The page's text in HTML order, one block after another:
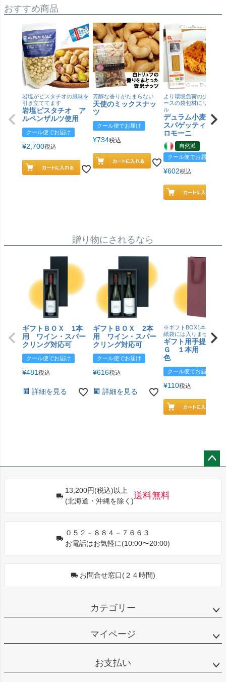
おすすめ商品
岩塩がピスタチオの風味を
引き立ててます
岩塩ピスタチオ ア
ルペンザルツ使用
クール便でお届け
¥2,700税込
芳醇な香りがたまらない
天使のミックスナッ
ツ
クール便でお届け
¥734税込
より環境負荷の少ない紙
ースの袋包材にリニュー
ル
デュラム小麦 有
スパゲッティ／ジ
ロモーニ
自然派
クール便でお届け
¥602税込
贈り物にされるなら
ギフトＢＯＸ 1本
用 ワイン・スパー
クリング対応可
クール便でお届け
¥481税込
詳細を見る
ギフトＢＯＸ 2本
用 ワイン・スパー
クリング対応可
クール便でお届け
¥616税込
詳細を見る
※ギフトBOX1本用はこ
紙袋には入りません
ギフト用手提げＢ
Ｇ １本用 エン
色
クール便でお届け
¥110税込
13,200円(税込)以上
(北海道・沖縄を除く)
送料無料
０５２－８８４－７６６３
お電話はお気軽に(10:00〜20:00)
お問合せ窓口(２４時間)
カテゴリー
マイページ
お支払い